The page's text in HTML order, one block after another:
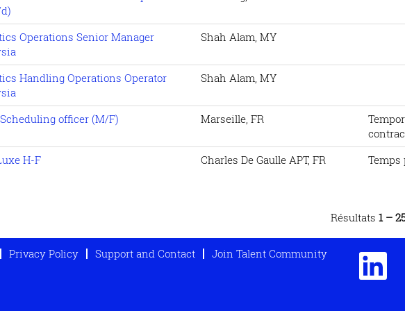
Operations Senior Manager
Shah Alam, MY
Handling Operations Operator
Shah Alam, MY
officer (M/F) Marseille, FR
H-F Charles De Gaulle APT, FR Temps
Résultats 1 –
Privacy Policy Support and Contact Join Talent Community S